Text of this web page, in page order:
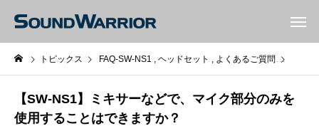
トピックス FAQ-SW-NS1 ヘッドセット よくあるご質問
【SW-NS1】ミキサーなどで、マイク部分のみを
使用することはできますか？